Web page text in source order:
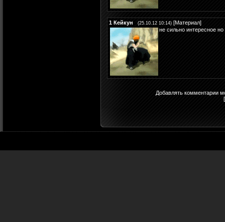
1 Кейкун (25.10.12 10:14) [Материал]
не сильно интересное
Добавлять комментарии